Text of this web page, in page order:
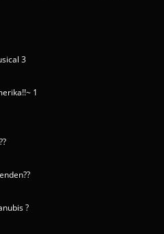
3
1
?